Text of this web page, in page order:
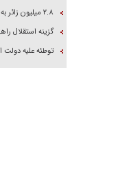
۲.۸ میلیون زائر به کشور بازگشتند
گزینه استقلال
توطئه علیه دولت